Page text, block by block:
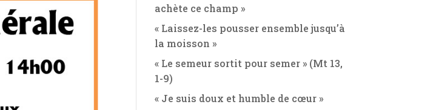
achète ce champ »
« Laissez-les pousser ensemble jusqu’à
la moisson »
« Le semeur sortit pour semer » (Mt 13,
1-9)
« Je suis doux et humble de cœur »